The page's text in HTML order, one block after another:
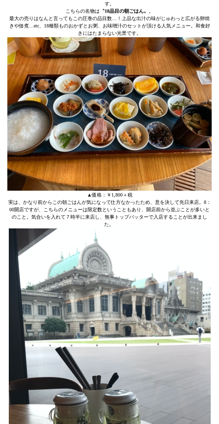
す。
こちらの名物は〝18品目の朝ごはん〟。
最大の売りはなんと言ってもこの圧巻の品目数…！上品な出汁の味がじゅわっと広がる卵焼
きや佃煮…etc、18種類ものおかずとお粥、お味噌汁のセットが頂ける人気メニュー。和食好
きにはたまらない光景です。
▲価格：￥1,800＋税
実は、かなり前からこの朝ごはんが気になって仕方なかったため、意を決して先日来店。8：
00開店ですが、こちらのメニューは限定数ということもあり、開店前から並ぶことが多いと
のこと。気合いを入れて７時半に来店し、無事トップバッターで入店することが出来まし
た。